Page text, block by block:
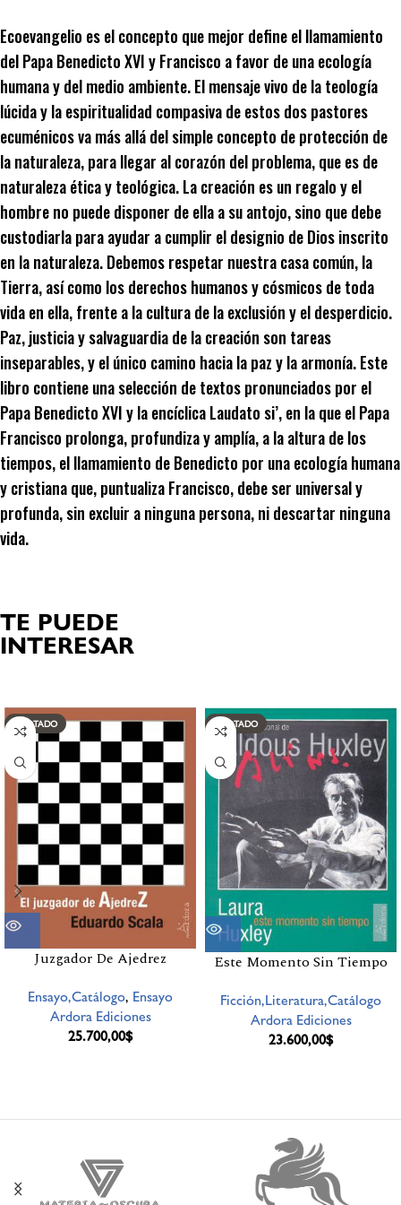
Ecoevangelio es el concepto que mejor define el llamamiento
del Papa Benedicto XVI y Francisco a favor de una ecología
humana y del medio ambiente. El mensaje vivo de la teología
lúcida y la espiritualidad compasiva de estos dos pastores
ecuménicos va más allá del simple concepto de protección de
la naturaleza, para llegar al corazón del problema, que es de
naturaleza ética y teológica. La creación es un regalo y el
hombre no puede disponer de ella a su antojo, sino que debe
custodiarla para ayudar a cumplir el designio de Dios inscrito
en la naturaleza. Debemos respetar nuestra casa común, la
Tierra, así como los derechos humanos y cósmicos de toda
vida en ella, frente a la cultura de la exclusión y el desperdicio.
Paz, justicia y salvaguardia de la creación son tareas
inseparables, y el único camino hacia la paz y la armonía. Este
libro contiene una selección de textos pronunciados por el
Papa Benedicto XVI y la encíclica Laudato si’, en la que el Papa
Francisco prolonga, profundiza y amplía, a la altura de los
tiempos, el llamamiento de Benedicto por una ecología humana
y cristiana que, puntualiza Francisco, debe ser universal y
profunda, sin excluir a ninguna persona, ni descartar ninguna
vida.
TE PUEDE
INTERESAR
AGOTADO
Juzgador De Ajedrez
Ensayo,Catálogo, Ensayo
Ardora Ediciones
25.700,00$
AGOTADO
Este Momento Sin Tiempo
Ficción,Literatura,Catálogo
Ardora Ediciones
23.600,00$